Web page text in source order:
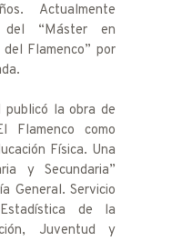
Actualmente
“Máster en
Flamenco” por
publicó la obra de
Flamenco como
Física. Una
y Secundaria”
General. Servicio
de la
Juventud y